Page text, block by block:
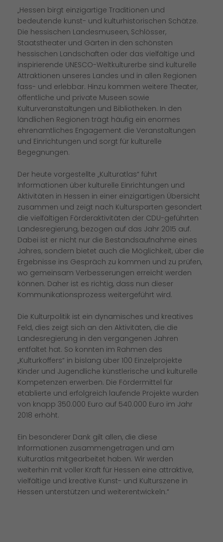
Hessen birgt einzigartige Traditionen und
bedeutende kunst- und kulturhistorischen Schätze.
Die hessischen Landesmuseen, Schlösser,
Staatstheater und Gärten in den schönsten
hessischen Landschaften oder das vielfältige und
inspirierende UNESCO-Weltkulturerbe sind kulturelle
Attraktionen unseres Landes und in allen Regionen
fass- und erlebbar. Hinzu kommen weitere Theater,
öffentliche und private Museen sowie
Kulturveranstaltungen und Bibliotheken. In den
ländlichen Regionen trägt häufig ein enormes
ehrenamtliches Engagement die Veranstaltungen
und Einrichtungen und sorgt für kulturelle
Begegnungen.
Der heute vorgestellte „Kulturatlas“ führt
Informationen über kulturelle Einrichtungen und
Aktivitäten in Hessen in einer einzigartigen Übersicht
zusammen und zeigt nach Kultursparten gesondert
die vielfältigen Förderaktivitäten der CDU-geführten
Landesregierung, bezogen auf das Jahr 2015 auf.
Dabei ist er nicht nur die Bestandsaufnahme eines
Jahres, sondern bietet auch die Möglichkeit, über die
Ergebnisse ins Gespräch zu kommen und zu prüfen,
wo gemeinsam Verbesserungen erreicht werden
können. Daher ist es richtig, dass nun dieser
Kommunikationsprozess weitergeführt wird.
Die Kulturpolitik ist ein dynamisches und kreatives
Feld, dies zeigt sich an den Aktivitäten, die die
Landesregierung in den vergangenen Jahren
entfaltet hat. So konnten im Rahmen des
Kulturkoffers“ in bislang über 100 Einzelprojekte
Kinder und Jugendliche künstlerische und kulturelle
Kompetenzen erwerben. Die Fördermittel für
etablierte und erfolgreich laufende Projekte wurden
von knapp 350.000 Euro auf 540.000 Euro im Jahr
2018 erhöht.
Ein besonderer Dank gilt allen, die diese
Informationen zusammengetragen und am
Kulturatlas mitgearbeitet haben. Wir werden
weiterhin mit voller Kraft für Hessen eine attraktive,
vielfältige und kreative Kunst- und Kulturszene in
Hessen unterstützen und weiterentwickeln.“